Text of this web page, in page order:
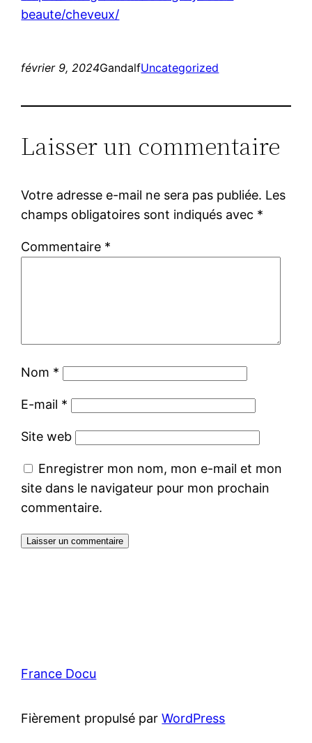
beaute/cheveux/
février 9, 2024GandalfUncategorized
Laisser un commentaire
Votre adresse e-mail ne sera pas publiée. Les
champs obligatoires sont indiqués avec *
Commentaire *
Nom *
E-mail *
Site web
Enregistrer mon nom, mon e-mail et mon
site dans le navigateur pour mon prochain
commentaire.
France Docu
Fièrement propulsé parWordPress